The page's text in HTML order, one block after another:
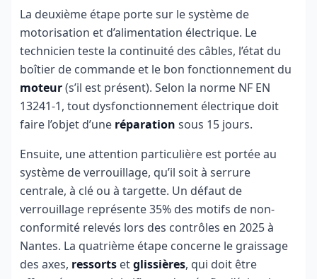
La deuxième étape porte sur le système de
motorisation et d’alimentation électrique. Le
technicien teste la continuité des câbles, l’état du
boîtier de commande et le bon fonctionnement du
moteur(s’il est présent). Selon la norme NF EN
13241-1, tout dysfonctionnement électrique doit
faire l’objet d’une réparation sous 15 jours.
Ensuite, une attention particulière est portée au
système de verrouillage, qu’il soit à serrure
centrale, à clé ou à targette. Un défaut de
verrouillage représente 35% des motifs de non-
conformité relevés lors des contrôles en 2025 à
Nantes. La quatrième étape concerne le graissage
des axes, ressorts etglissières, qui doit être